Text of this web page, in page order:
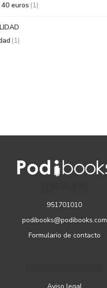
euros (1)
(1)
951701010
podibooks@podibooks.com
Formulario de contacto
Aviso legal